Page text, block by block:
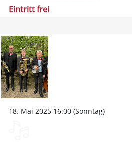
Eintritt frei
18. Mai 2025 16:00 (Sonntag)